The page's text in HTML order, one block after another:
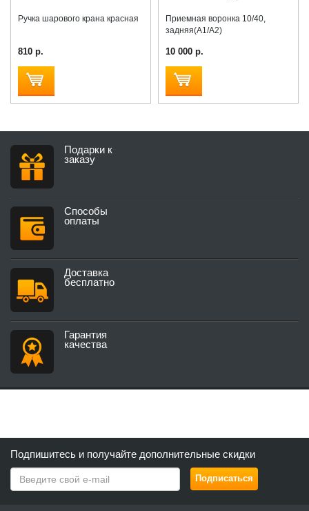
Ручка шарового крана красная
810 р.
Приемная воронка 10/40,
задняя(А1/А2)
10 000 р.
Подарки к
заказу
Способы
оплаты
Доставка
бесплатно
Гарантия
качества
Подпишитесь и получайте дополнительные скидки